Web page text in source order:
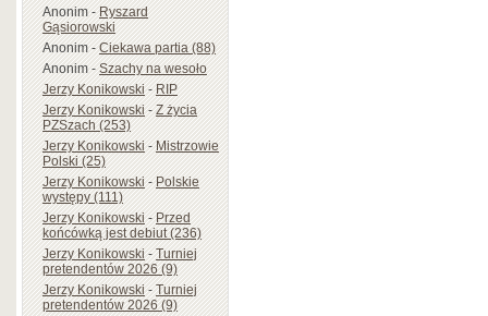
Anonim-Ryszard
Gąsiorowski
Anonim-Ciekawa partia (88)
Anonim-Szachy na wesoło
Jerzy Konikowski-RIP
Jerzy Konikowski-Z życia
PZSzach (253)
Jerzy Konikowski-Mistrzowie
Polski (25)
Jerzy Konikowski-Polskie
występy (111)
Jerzy Konikowski-Przed
końcówką jest debiut (236)
Jerzy Konikowski-Turniej
pretendentów 2026 (9)
Jerzy Konikowski-Turniej
pretendentów 2026 (9)